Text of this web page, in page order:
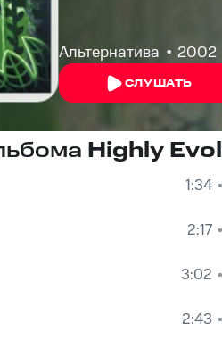
Альтернатива 2002
СЛУШАТЬ
Highly
1:34
2:17
3:02
2:43